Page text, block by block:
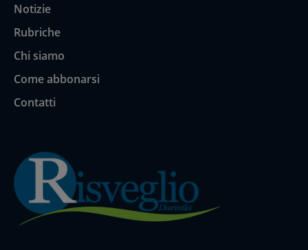
Notizie
Rubriche
Chi siamo
Come abbonarsi
Contatti